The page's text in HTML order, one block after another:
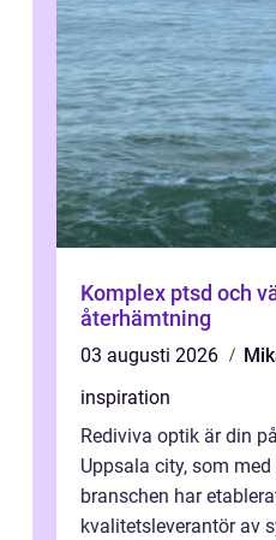
Komplex ptsd och
återhämtning
03 augusti 2026
inspiration
Rediviva optik är din
Uppsala city, som
branschen har
kvalitetsleverantör av